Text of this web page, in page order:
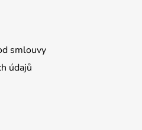
r
v
smlouvy
údajů